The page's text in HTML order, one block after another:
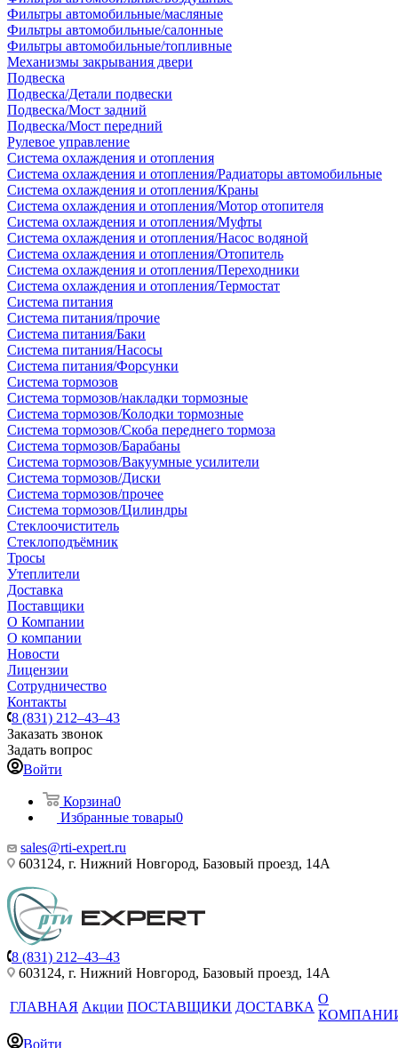
Фильтры автомобильные/масляные
Фильтры автомобильные/салонные
Фильтры автомобильные/топливные
Механизмы закрывания двери
Подвеска
Подвеска/Детали подвески
Подвеска/Мост задний
Подвеска/Мост передний
Рулевое управление
Система охлаждения и отопления
Система охлаждения и отопления/Радиаторы автомобильные
Система охлаждения и отопления/Краны
Система охлаждения и отопления/Мотор отопителя
Система охлаждения и отопления/Муфты
Система охлаждения и отопления/Насос водяной
Система охлаждения и отопления/Отопитель
Система охлаждения и отопления/Переходники
Система охлаждения и отопления/Термостат
Система питания
Система питания/прочие
Система питания/Баки
Система питания/Насосы
Система питания/Форсунки
Система тормозов
Система тормозов/накладки тормозные
Система тормозов/Колодки тормозные
Система тормозов/Скоба переднего тормоза
Система тормозов/Барабаны
Система тормозов/Вакуумные усилители
Система тормозов/Диски
Система тормозов/прочее
Система тормозов/Цилиндры
Стеклоочиститель
Стеклоподъёмник
Тросы
Утеплители
Доставка
Поставщики
О Компании
О компании
Новости
Лицензии
Сотрудничество
Контакты
8 (831) 212–43–43
Заказать звонок
Задать вопрос
Войти
Корзина0
Избранные товары0
sales@rti-expert.ru
603124, г. Нижний Новгород, Базовый проезд, 14А
8 (831) 212–43–43
603124, г. Нижний Новгород, Базовый проезд, 14А
ГЛАВНАЯ Акции ПОСТАВЩИКИ ДОСТАВКА
О
Войти